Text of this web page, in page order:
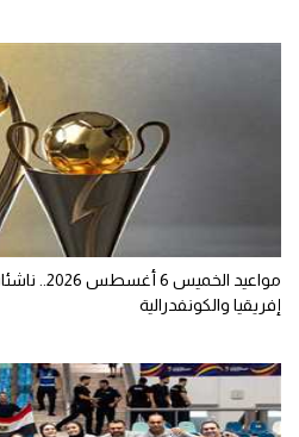
مواعيد
إفريقيا والكونفدرالية